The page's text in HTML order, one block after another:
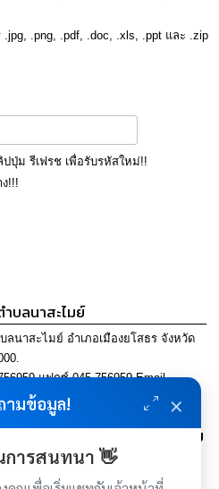
.png, .pdf, .doc, .xls, .ppt และ .zip
ม รีเฟรช เพื่อรับรหัสใหม่!!
!!!
บลนาสะไมย์
ลนาสะไมย์ อำเภอเมืองยโสธร จังหวัด
แฟกซ์ 045-756959 Email
ายไม้แกะสลักลือชื่อ ฝีมือเยี่ยม
กเกวียนงาม เลิศล้ำแผ่นดิน
ผ่นดินทอง"
ามข้อมูล! ×
การสนทนา 👋